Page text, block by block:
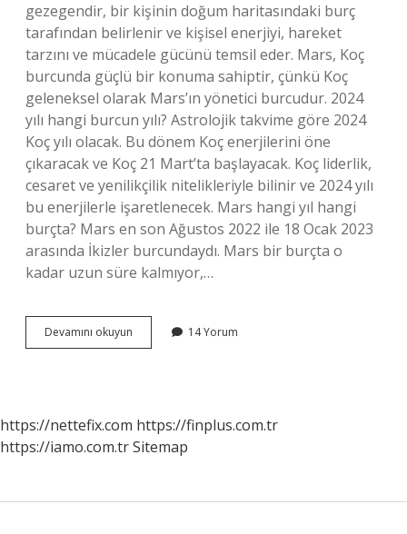
gezegendir, bir kişinin doğum haritasındaki burç
tarafından belirlenir ve kişisel enerjiyi, hareket
tarzını ve mücadele gücünü temsil eder. Mars, Koç
burcunda güçlü bir konuma sahiptir, çünkü Koç
geleneksel olarak Mars’ın yönetici burcudur. 2024
yılı hangi burcun yılı? Astrolojik takvime göre 2024
Koç yılı olacak. Bu dönem Koç enerjilerini öne
çıkaracak ve Koç 21 Mart’ta başlayacak. Koç liderlik,
cesaret ve yenilikçilik nitelikleriyle bilinir ve 2024 yılı
bu enerjilerle işaretlenecek. Mars hangi yıl hangi
burçta? Mars en son Ağustos 2022 ile 18 Ocak 2023
arasında İkizler burcundaydı. Mars bir burçta o
kadar uzun süre kalmıyor,…
Devamını okuyun
2024
14 Yorum
https://nettefix.com https://finplus.com.tr
https://iamo.com.trSitemap